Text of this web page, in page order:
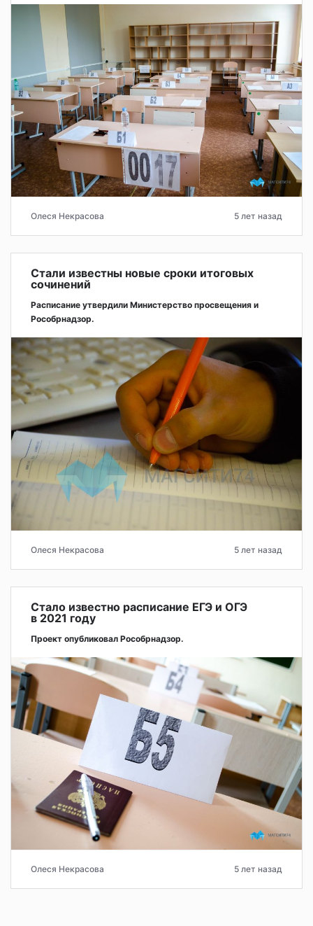
Олеся Некрасова 5 лет назад
Стали известны новые сроки итоговых
сочинений
Расписание утвердили Министерство просвещения и
Рособрнадзор.
Олеся Некрасова 5 лет назад
Стало известно расписание ЕГЭ и ОГЭ
в 2021 году
Проект опубликовал Рособрнадзор.
Олеся Некрасова 5 лет назад